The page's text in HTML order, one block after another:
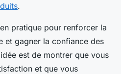
.
pratique pour renforcer la
et gagner la confiance des
est de montrer que vous
et que vous